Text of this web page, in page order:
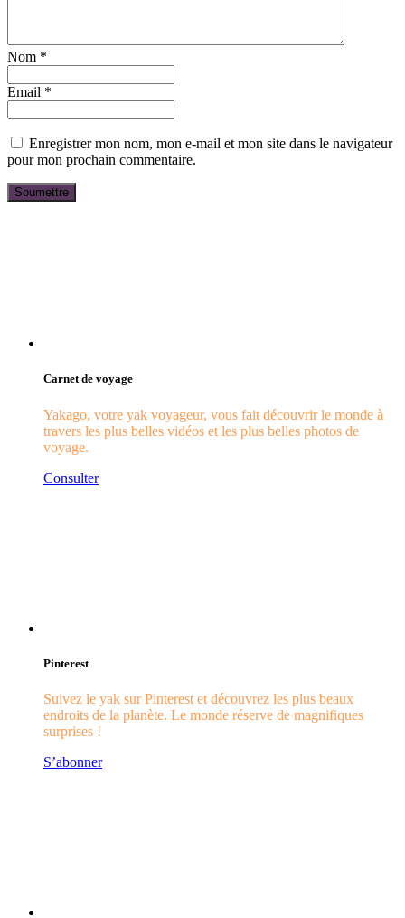
Nom *
Email *
Enregistrer mon nom, mon e-mail et mon site dans le navigateur
pour mon prochain commentaire.
Carnet de voyage
Yakago, votre yak voyageur, vous fait découvrir le monde à
travers les plus belles vidéos et les plus belles photos de
voyage.
Consulter
Pinterest
Suivez le yak sur Pinterest et découvrez les plus beaux
endroits de la planète. Le monde réserve de magnifiques
surprises !
S’abonner